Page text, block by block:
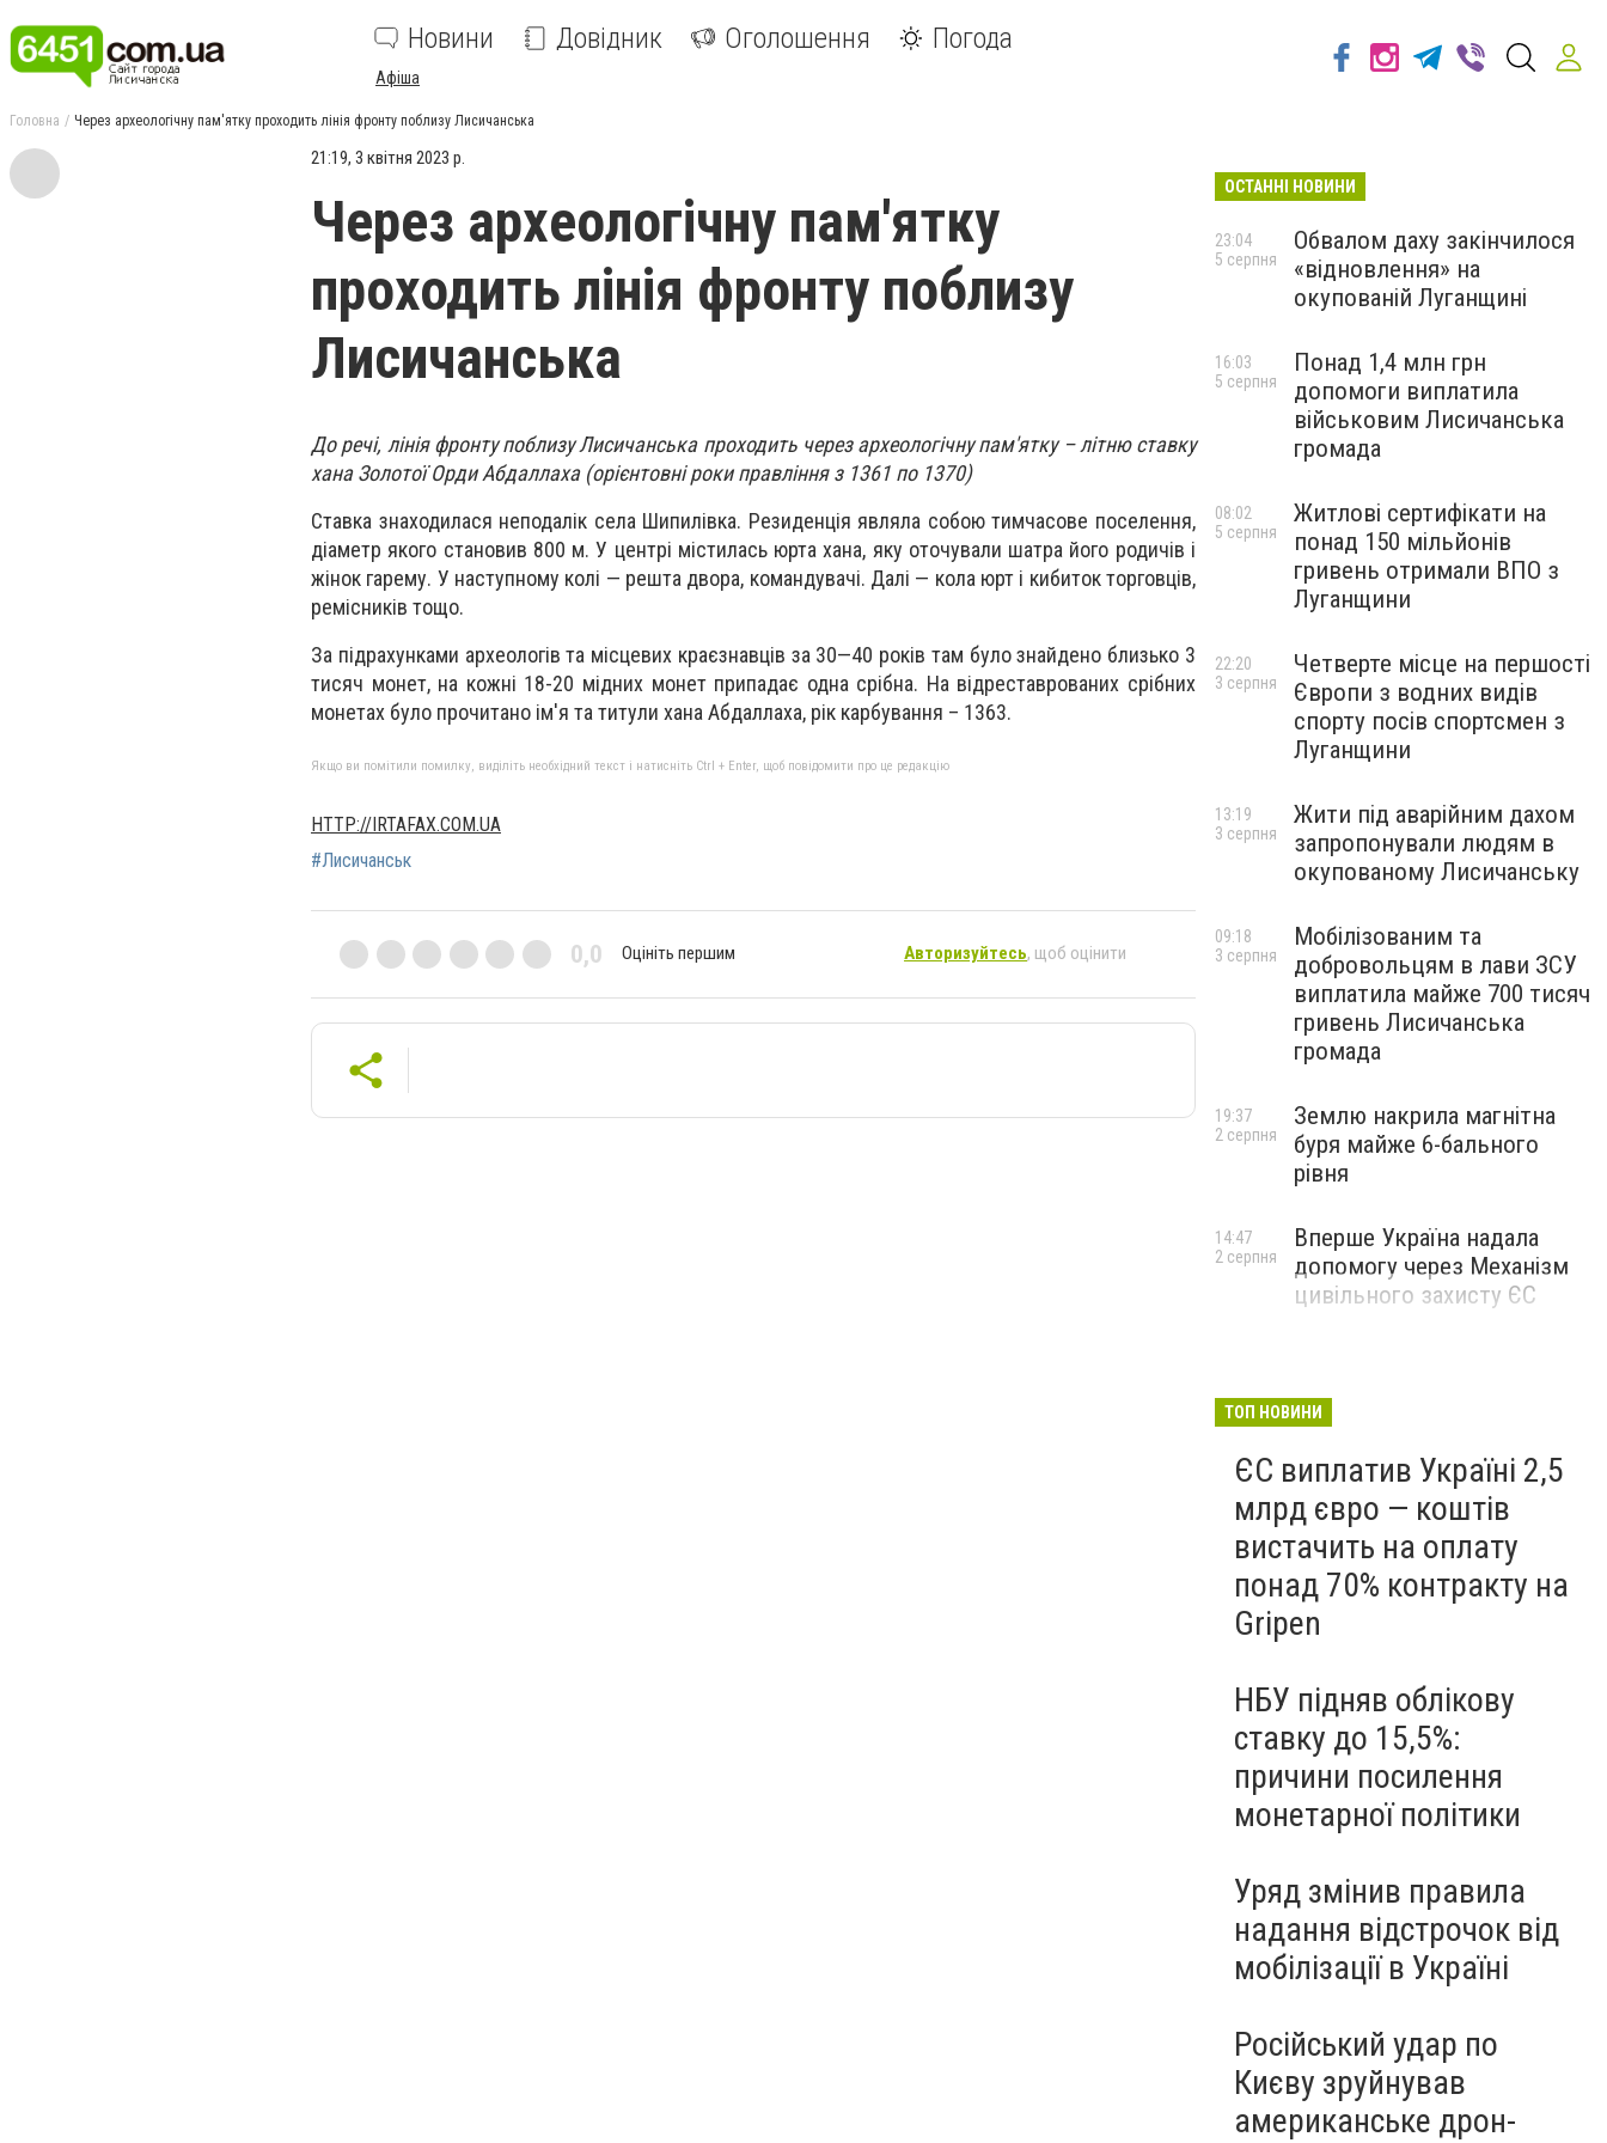
Новини Довідник Оголошення Погода
Афіша
Головна Через археологічну пам'ятку проходить лінія фронту поблизу Лисичанська
21:19, 3 квітня 2023 р.
Через археологічну пам'ятку
проходить лінія фронту поблизу
Лисичанська
До речі, лінія фронту поблизу Лисичанська проходить через археологічну пам'ятку – літню ставку
хана Золотої Орди Абдаллаха (орієнтовні роки правління з 1361 по 1370)
Ставка знаходилася неподалік села Шипилівка. Резиденція являла собою тимчасове поселення,
діаметр якого становив 800 м. У центрі містилась юрта хана, яку оточували шатра його родичів і
жінок гарему. У наступному колі — решта двора, командувачі. Далі — кола юрт і кибиток торговців,
ремісників тощо.
За підрахунками археологів та місцевих краєзнавців за 30—40 років там було знайдено близько 3
тисяч монет, на кожні 18-20 мідних монет припадає одна срібна. На відреставрованих срібних
монетах було прочитано ім'я та титули хана Абдаллаха, рік карбування – 1363.
Якщо ви помітили помилку, виділіть необхідний текст і натисніть Ctrl + Enter, щоб повідомити про це редакцію
HTTP://IRTAFAX.COM.UA
#Лисичанськ
0,0 Оцініть першим Авторизуйтесь, щоб оцінити
ОСТАННІ НОВИНИ
Обвалом даху закінчилося
«відновлення» на
окупованій Луганщині
23:04
5 серпня
Понад 1,4 млн грн
допомоги виплатила
військовим Лисичанська
громада
16:03
5 серпня
Житлові сертифікати на
понад 150 мільйонів
гривень отримали ВПО з
Луганщини
08:02
5 серпня
Четверте місце на першості
Європи з водних видів
спорту посів спортсмен з
Луганщини
22:20
3 серпня
Жити під аварійним дахом
запропонували людям в
окупованому Лисичанську
13:19
3 серпня
Мобілізованим та
добровольцям в лави ЗСУ
виплатила майже 700 тисяч
гривень Лисичанська
громада
09:18
3 серпня
Землю накрила магнітна
буря майже 6-бального
рівня
19:37
2 серпня
Вперше Україна надала
допомогу через Механізм
цивільного захисту ЄС
14:47
2 серпня
ТОП НОВИНИ
ЄС виплатив Україні 2,5
млрд євро — коштів
вистачить на оплату
понад 70% контракту на
Gripen
НБУ підняв облікову
ставку до 15,5%:
причини посилення
монетарної політики
Уряд змінив правила
надання відстрочок від
мобілізації в Україні
Російський удар по
Києву зруйнував
американське дрон-